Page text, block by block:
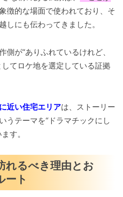
徴的な場面で使われており、そ
しにも伝わってきました。
側が“ありふれているけれど、
てロケ地を選定している証拠
近い住宅エリアは、ストーリー
うテーマを“ドラマチックにし
す。
れるべき理由とお
ート